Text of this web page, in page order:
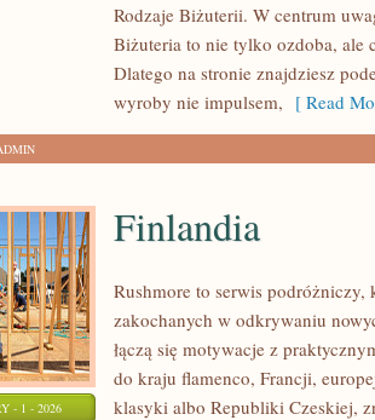
Rodzaje Biżuterii. W centrum
Biżuteria to nie tylko ozdoba, ale
Dlatego na stronie znajdziesz
wyroby nie impulsem, [ Read
- 1 - 2026
Finlandia
Rushmore to serwis podróżniczy,
zakochanych w odkrywaniu
łączą się motywacje z
do kraju flamenco, Francji,
klasyki albo Republiki Czeskiej,